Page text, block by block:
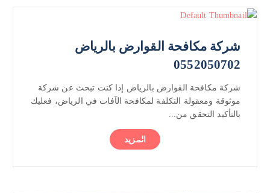
شركة مكافحة القوارض بالرياض
0552050702
شركة مكافحة القوارض بالرياض إذا كنت تبحث عن شركة
موثوقة ومعقولة التكلفة لمكافحة الآفات في الرياض، فعليك
بالتأكيد التحقق من...
المزيد